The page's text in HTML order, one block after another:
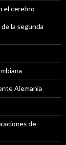
el cerebro
la segunda
Alemania
de